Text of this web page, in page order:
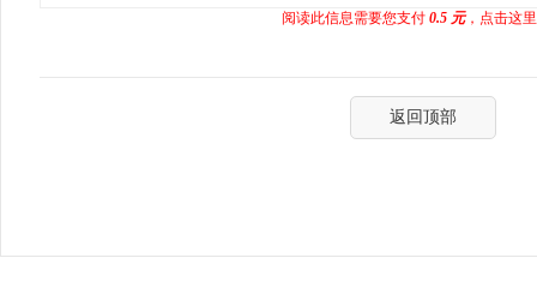
阅读此信息需要您支付 0.5 元，点击这
返回顶部